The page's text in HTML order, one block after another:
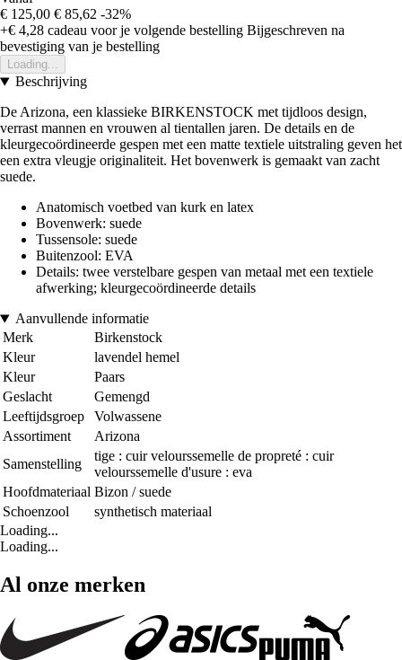
€ 125,00 € 85,62 -32%
+€ 4,28 cadeau voor je volgende bestelling Bijgeschreven na
bevestiging van je bestelling
Loading...
Beschrijving
De Arizona, een klassieke BIRKENSTOCK met tijdloos design,
verrast mannen en vrouwen al tientallen jaren. De details en de
kleurgecoördineerde gespen met een matte textiele uitstraling geven het
een extra vleugje originaliteit. Het bovenwerk is gemaakt van zacht
suede.
Anatomisch voetbed van kurk en latex
Bovenwerk: suede
Tussensole: suede
Buitenzool: EVA
Details: twee verstelbare gespen van metaal met een textiele
afwerking; kleurgecoördineerde details
Aanvullende informatie
Merk
Birkenstock
Kleur
lavendel hemel
Kleur
Paars
Geslacht
Gemengd
Leeftijdsgroep
Volwassene
Assortiment
Arizona
Samenstelling
tige : cuir velourssemelle de propreté : cuir
velourssemelle d'usure : eva
Hoofdmateriaal Bizon / suede
Schoenzool
synthetisch materiaal
Loading...
Loading...
Al onze merken